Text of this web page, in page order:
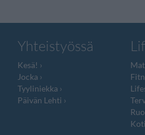
Yhteistyössä
Kesä!
Jocka
Tyyliniekka
Päivän Lehti